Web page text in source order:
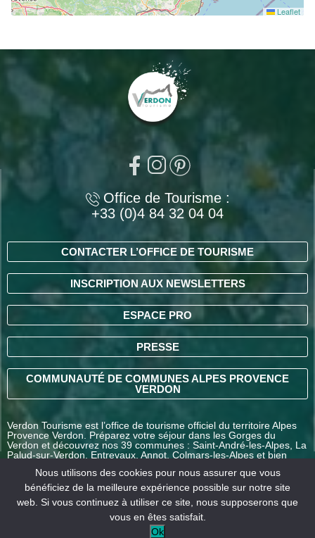
Leaflet
Office de Tourisme :
+33 (0)4 84 32 04 04
CONTACTER L’OFFICE DE TOURISME
INSCRIPTION AUX NEWSLETTERS
ESPACE PRO
PRESSE
COMMUNAUTÉ DE COMMUNES ALPES PROVENCE
VERDON
Verdon Tourisme est l’office de tourisme officiel du territoire Alpes
Provence Verdon. Préparez votre séjour dans les Gorges du
Verdon et découvrez nos 39 communes : Saint-André-les-Alpes, La
Palud-sur-Verdon, Entrevaux, Annot, Colmars-les-Alpes et bien
COMMENT VENIR ?
Nous utilisons des cookies pour nous assurer que vous
bénéficiez de la meilleure expérience possible sur notre site
web. Si vous continuez à utiliser ce site, nous supposerons que
vous en êtes satisfait.
Ok